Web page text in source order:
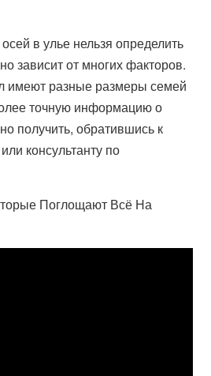
в улье нельзя определить
зависит от многих факторов.
имеют разные размеры семей
точную информацию о
получить, обратившись к
консультанту по
Поглощают Всё На